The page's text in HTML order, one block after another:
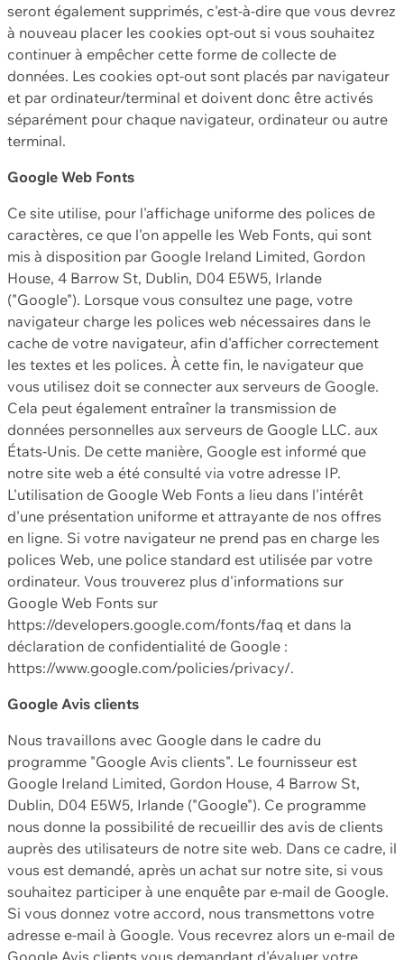
seront également supprimés, c'est-à-dire que vous devrez
à nouveau placer les cookies opt-out si vous souhaitez
continuer à empêcher cette forme de collecte de
données. Les cookies opt-out sont placés par navigateur
et par ordinateur/terminal et doivent donc être activés
séparément pour chaque navigateur, ordinateur ou autre
terminal.
Google Web Fonts
Ce site utilise, pour l'affichage uniforme des polices de
caractères, ce que l'on appelle les Web Fonts, qui sont
mis à disposition par Google Ireland Limited, Gordon
House, 4 Barrow St, Dublin, D04 E5W5, Irlande
("Google"). Lorsque vous consultez une page, votre
navigateur charge les polices web nécessaires dans le
cache de votre navigateur, afin d'afficher correctement
les textes et les polices. À cette fin, le navigateur que
vous utilisez doit se connecter aux serveurs de Google.
Cela peut également entraîner la transmission de
données personnelles aux serveurs de Google LLC. aux
États-Unis. De cette manière, Google est informé que
notre site web a été consulté via votre adresse IP.
L'utilisation de Google Web Fonts a lieu dans l'intérêt
d'une présentation uniforme et attrayante de nos offres
en ligne. Si votre navigateur ne prend pas en charge les
polices Web, une police standard est utilisée par votre
ordinateur. Vous trouverez plus d'informations sur
Google Web Fonts sur
https://developers.google.com/fonts/faq et dans la
déclaration de confidentialité de Google :
https://www.google.com/policies/privacy/.
Google Avis clients
Nous travaillons avec Google dans le cadre du
programme "Google Avis clients". Le fournisseur est
Google Ireland Limited, Gordon House, 4 Barrow St,
Dublin, D04 E5W5, Irlande ("Google"). Ce programme
nous donne la possibilité de recueillir des avis de clients
auprès des utilisateurs de notre site web. Dans ce cadre, il
vous est demandé, après un achat sur notre site, si vous
souhaitez participer à une enquête par e-mail de Google.
Si vous donnez votre accord, nous transmettons votre
adresse e-mail à Google. Vous recevrez alors un e-mail de